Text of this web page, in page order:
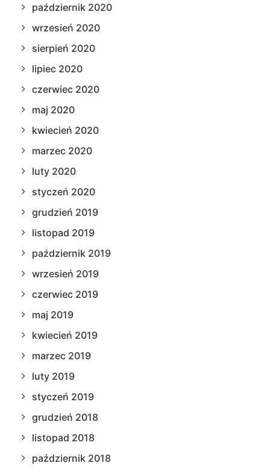
październik 2020
wrzesień 2020
sierpień 2020
lipiec 2020
czerwiec 2020
maj 2020
kwiecień 2020
marzec 2020
luty 2020
styczeń 2020
grudzień 2019
listopad 2019
październik 2019
wrzesień 2019
czerwiec 2019
maj 2019
kwiecień 2019
marzec 2019
luty 2019
styczeń 2019
grudzień 2018
listopad 2018
październik 2018